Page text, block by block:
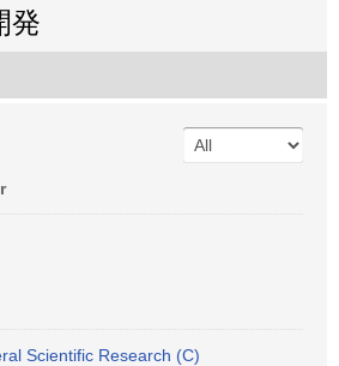
発
Scientific Research (C)